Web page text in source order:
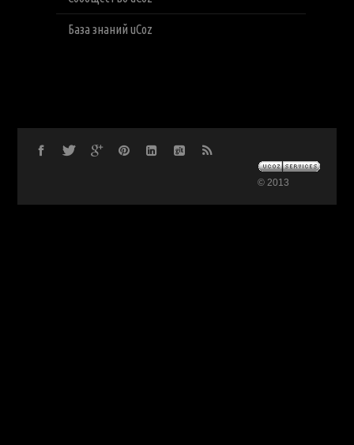
База знаний uCoz
© 2013